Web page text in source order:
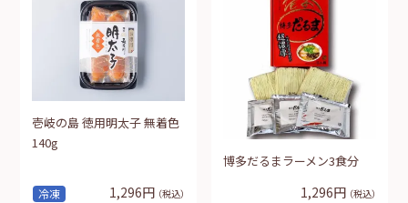
冷凍
壱岐の島 徳用明太子 無着色
140g
1,296円 （税込）
博多だるまラーメン3食分
1,296円 （税込）